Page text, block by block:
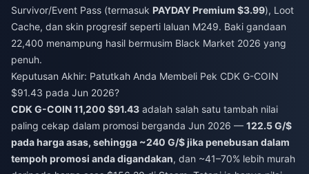
Survivor/Event Pass (termasuk PAYDAY Premium $3.99), Loot
Cache, dan skin progresif seperti laluan M249. Baki gandaan
22,400 menampung hasil bermusim Black Market 2026 yang
penuh.
Keputusan Akhir: Patutkah Anda Membeli Pek CDK G-COIN
$91.43 pada Jun 2026?
CDK G-COIN 11,200 $91.43 adalah salah satu tambah nilai
paling cekap dalam promosi berganda Jun 2026 — 122.5 G/$
pada harga asas, sehingga ~240 G/$ jika penebusan dalam
tempoh promosi anda digandakan, dan ~41–70% lebih murah